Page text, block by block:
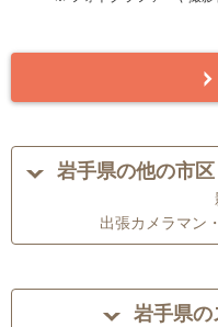
岩手県の他の市区
出張カメラマン
岩手県の